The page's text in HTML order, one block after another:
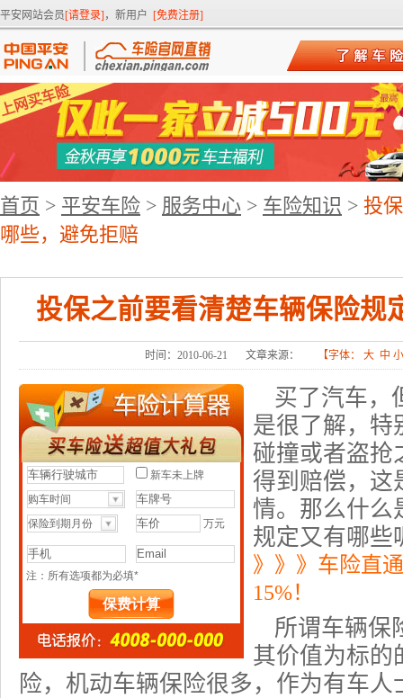
平安网站会员[请登录] ，新用户 [免费注册]
首页 > 平安车险 > 服务中心 > 车险知识 > 投
哪些，避免拒赔
投保之前要看清楚车辆保险规
时间：2010-06-21 文章来源： 【字体： 大 中 小
买了汽车，
是很了解，特
碰撞或者盗抢
得到赔偿，这
情。那么什么
规定又有哪些
》》》车险直
15%！
所谓车辆保
其价值为标的
险，机动车辆保险很多，作为有车